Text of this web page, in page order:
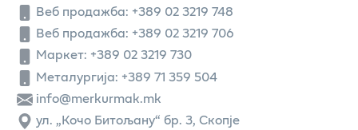
Веб продажба: +389 02 3219 748
Веб продажба: +389 02 3219 706
Маркет: +389 02 3219 730
Металургија: +389 71 359 504
info@merkurmak.mk
ул. „Кочо Битољану“ бр. 3, Скопје